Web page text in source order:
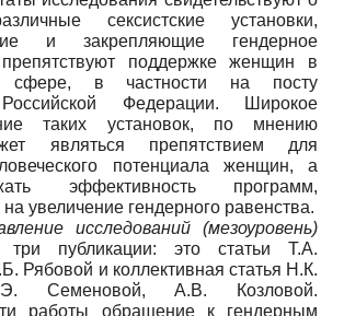
сексистские установки,
и закрепляющие гендерное
препятствуют поддержке женщин в
сфере, в частности на посту
Федерации. Широкое
таких установок, по мнению
являться препятствием для
потенциала женщин, а
эффективность программ,
увеличение гендерного равенства.
исследований (мезоуровень)
три публикации: это статьи Т.А.
Рябовой и коллективная статья Н.К.
Семеновой, А.В. Козловой.
работы обращение к гендерным